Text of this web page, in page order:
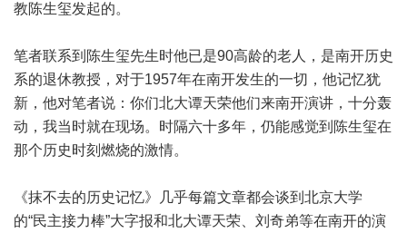
教陈生玺发起的。
笔者联系到陈生玺先生时他已是90高龄的老人，是南开历史
系的退休教授，对于1957年在南开发生的一切，他记忆犹
新，他对笔者说：你们北大谭天荣他们来南开演讲，十分轰
动，我当时就在现场。时隔六十多年，仍能感觉到陈生玺在
那个历史时刻燃烧的激情。
《抹不去的历史记忆》几乎每篇文章都会谈到北京大学
的“民主接力棒”大字报和北大谭天荣、刘奇弟等在南开的演